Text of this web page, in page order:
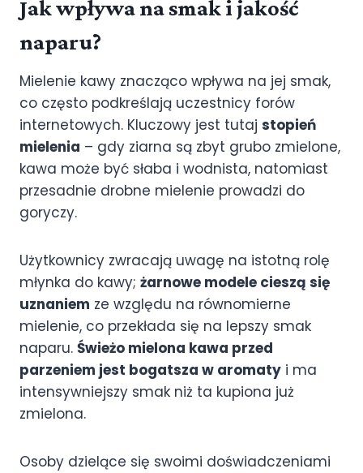
Jak wpływa na smak i jakość
naparu?
Mielenie kawy znacząco wpływa na jej smak,
co często podkreślają uczestnicy forów
internetowych. Kluczowy jest tutaj stopień
mielenia – gdy ziarna są zbyt grubo zmielone,
kawa może być słaba i wodnista, natomiast
przesadnie drobne mielenie prowadzi do
goryczy.
Użytkownicy zwracają uwagę na istotną rolę
młynka do kawy; żarnowe modele cieszą się
uznaniem ze względu na równomierne
mielenie, co przekłada się na lepszy smak
naparu. Świeżo mielona kawa przed
parzeniem jest bogatsza w aromaty i ma
intensywniejszy smak niż ta kupiona już
zmielona.
Osoby dzielące się swoimi doświadczeniami